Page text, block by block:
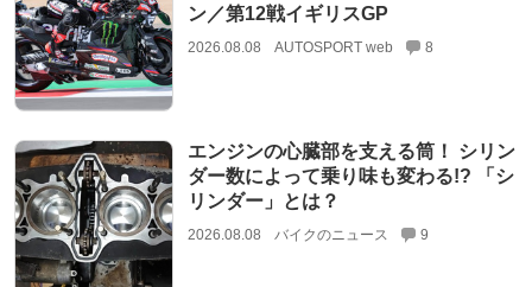
ン／第12戦イギリスGP
2026.08.08 AUTOSPORT web 8
エンジンの心臓部を支える筒！ シリン
ダー数によって乗り味も変わる!? 「シ
リンダー」とは？
2026.08.08 バイクのニュース 9